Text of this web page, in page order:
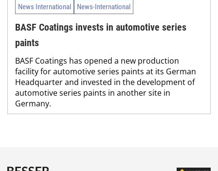
News International News-International
BASF Coatings invests in automotive series
paints
BASF Coatings has opened a new production
facility for automotive series paints at its German
Headquarter and invested in the development of
automotive series paints in another site in
Germany.